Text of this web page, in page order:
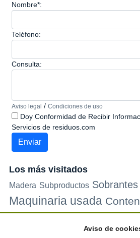
Nombre*:
Teléfono:
Consulta:
Aviso legal / Condiciones de uso
Doy Conformidad de Recibir
Servicios de residuos.com
Los más visitados
Madera Subproductos
Maquinaria usada
Palets de plastico
Aviso de